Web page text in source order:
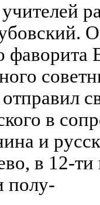
фаворита
в
и
в 12-
полу-